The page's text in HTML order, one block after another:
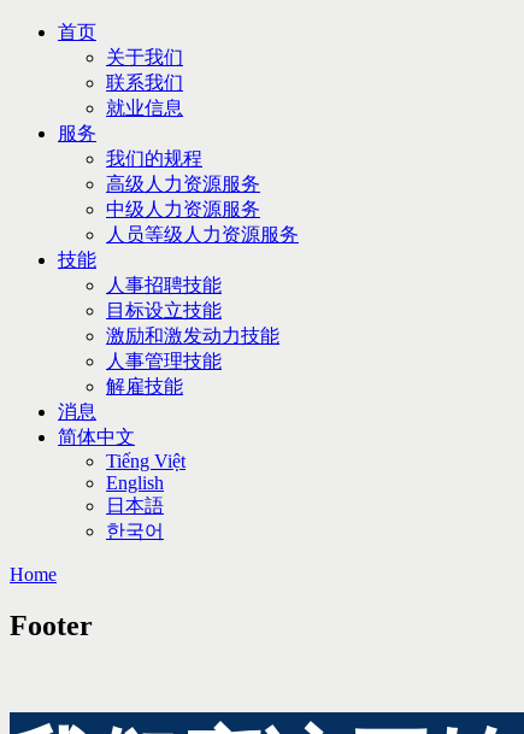
首页
关于我们
联系我们
就业信息
服务
我们的规程
高级人力资源服务
中级人力资源服务
人员等级人力资源服务
技能
人事招聘技能
目标设立技能
激励和激发动力技能
人事管理技能
解雇技能
消息
简体中文
Tiếng Việt
English
日本語
한국어
Home
Footer